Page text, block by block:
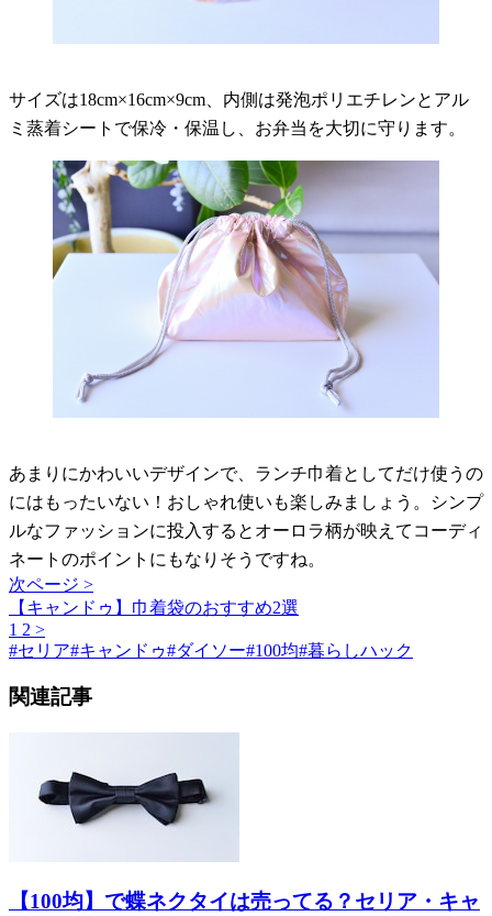
サイズは18cm×16cm×9cm、内側は発泡ポリエチレンとアル
ミ蒸着シートで保冷・保温し、お弁当を大切に守ります。
あまりにかわいいデザインで、ランチ巾着としてだけ使うの
にはもったいない！おしゃれ使いも楽しみましょう。シンプ
ルなファッションに投入するとオーロラ柄が映えてコーディ
ネートのポイントにもなりそうですね。
次ページ >
【キャンドゥ】巾着袋のおすすめ2選
1 2 >
#セリア#キャンドゥ#ダイソー#100均#暮らしハック
関連記事
【100均】で蝶ネクタイは売ってる？セリア・キャ